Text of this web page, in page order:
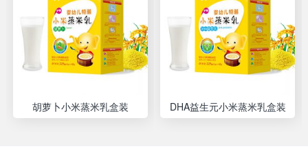
胡萝卜小米蒸米乳盒装 DHA益生元小米蒸米乳盒装